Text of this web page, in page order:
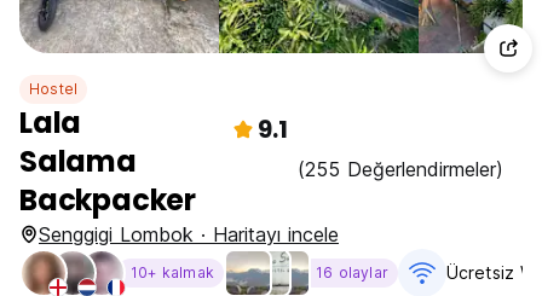
Hostel
Lala
Salama
Backpacker
9.1
(255 Değerlendirmeler)
Senggigi Lombok · Haritayı incele
10+ kalmak 16 olaylar Ücretsiz